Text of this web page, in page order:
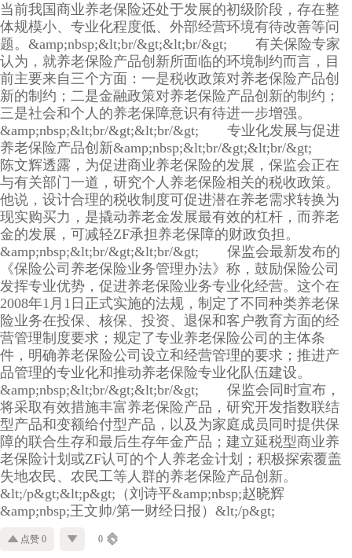
当前我国商业养老保险还处于发展的初级阶段，存在整
体规模小、专业化程度低、外部经营环境有待改善等问
题。&amp;nbsp;&lt;br/&gt;&lt;br/&gt; 有关保险专家
认为，就养老保险产品创新所面临的环境制约而言，目
前主要来自三个方面：一是税收政策对养老保险产品创
新的制约；二是金融政策对养老保险产品创新的制约；
三是社会和个人的养老保障意识有待进一步增强。
&amp;nbsp;&lt;br/&gt;&lt;br/&gt; 专业化发展与促进
养老保险产品创新&amp;nbsp;&lt;br/&gt;&lt;br/&gt;
陈文辉透露，为促进商业养老保险的发展，保监会正在
与有关部门一道，研究个人养老保险相关的税收政策。
他说，设计合理的税收制度可促进潜在养老需求转换为
现实购买力，是撬动养老金发展最有效的杠杆，而养老
金的发展，可减轻ZF承担养老保障的财政负担。
&amp;nbsp;&lt;br/&gt;&lt;br/&gt; 保监会最新发布的
《保险公司养老保险业务管理办法》称，鼓励保险公司
发挥专业优势，促进养老保险业务专业化经营。这个在
2008年1月1日正式实施的法规，制定了不同种类养老保
险业务在投保、核保、投资、退保和客户教育方面的经
营管理制度要求；规定了专业养老保险公司的主体条
件，明确养老保险公司设立和经营管理的要求；推进产
品管理的专业化和推动养老保险专业化队伍建设。
&amp;nbsp;&lt;br/&gt;&lt;br/&gt; 保监会同时宣布，
将采取有效措施丰富养老保险产品，研究开发指数联结
型产品和变额给付型产品，以及为家庭成员同时提供保
障的联合生存和最后生存年金产品；建立延税型商业养
老保险计划或ZF认可的个人养老金计划；积极探索覆盖
失地农民、农民工等人群的养老保险产品创新。
&lt;/p&gt;&lt;p&gt;（刘诗平&amp;nbsp;赵晓辉
&amp;nbsp;王文帅/第一财经日报）&lt;/p&gt;
点赞 0 0